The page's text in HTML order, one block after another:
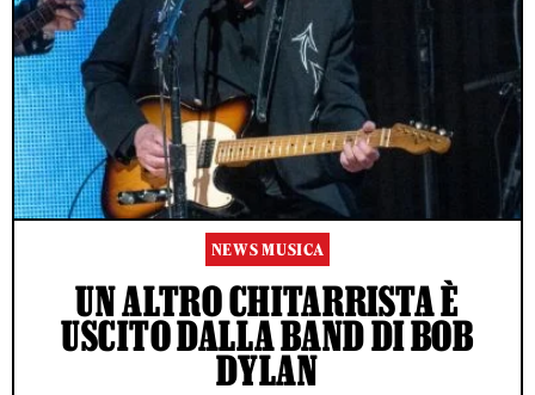
NEWS MUSICA
UN ALTRO CHITARRISTA È
USCITO DALLA BAND DI BOB
DYLAN